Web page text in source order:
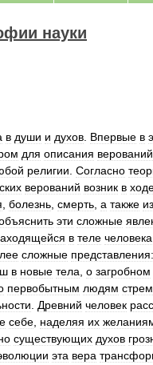
науки
в души и духов Впервые в
для описания верований
религии Согласно
верований возник в
болезнь смерть а также из
эти сложные
в теле человека
сложные представления:
в новые тела о загробном
первобытным людям
Древний человек
себе наделяя их
существующих духов
эта вера